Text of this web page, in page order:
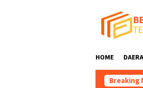
HOME
Breaking